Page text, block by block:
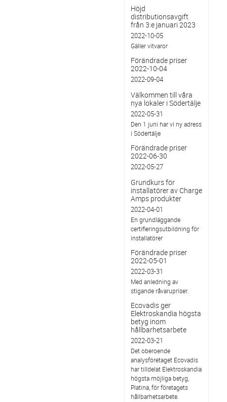
Höjd
distributionsavgift
från 3:e januari 2023
2022-10-05
Gäller vitvaror
Förändrade priser
2022-10-04
2022-09-04
Välkommen till våra
nya lokaler i Södertälje
2022-05-31
Den 1 juni har vi ny adress
i Södertälje
Förändrade priser
2022-06-30
2022-05-27
Grundkurs för
installatörer av Charge
Amps produkter
2022-04-01
En grundläggande
certifieringsutbildning för
installatörer
Förändrade priser
2022-05-01
2022-03-31
Med anledning av
stigande råvarupriser.
Ecovadis ger
Elektroskandia högsta
betyg inom
hållbarhetsarbete
2022-03-21
Det oberoende
analysföretaget Ecovadis
har tilldelat Elektroskandia
högsta möjliga betyg,
Platina, för företagets
hållbarhetsarbete.